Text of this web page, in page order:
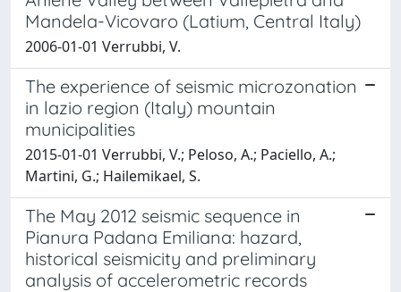
Mandela-Vicovaro (Latium, Central Italy)
2006-01-01 Verrubbi, V.
The experience of seismic microzonation
in lazio region (Italy) mountain
municipalities
2015-01-01 Verrubbi, V.; Peloso, A.; Paciello, A.;
Martini, G.; Hailemikael, S.
The May 2012 seismic sequence in
Pianura Padana Emiliana: hazard,
historical seismicity and preliminary
analysis of accelerometric records